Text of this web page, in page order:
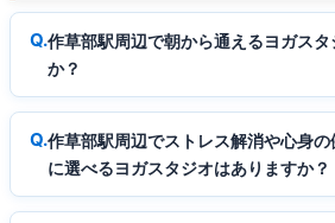
作草部駅周辺で朝から通えるヨガス
か？
作草部駅周辺でストレス解消や心身
に選べるヨガスタジオはありますか？